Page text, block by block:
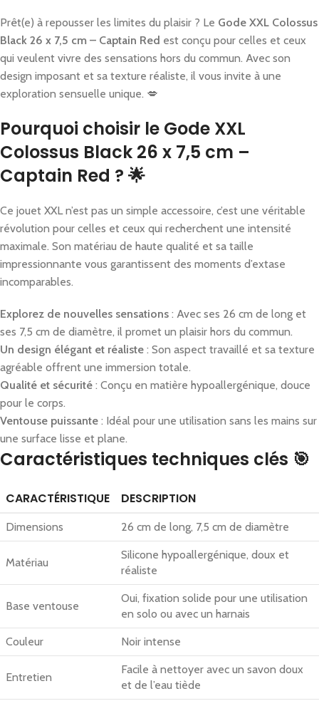
Prêt(e) à repousser les limites du plaisir ? Le Gode XXL Colossus
Black 26 x 7,5 cm – Captain Red est conçu pour celles et ceux
qui veulent vivre des sensations hors du commun. Avec son
design imposant et sa texture réaliste, il vous invite à une
exploration sensuelle unique. 💋
Pourquoi choisir le Gode XXL
Colossus Black 26 x 7,5 cm –
Captain Red ? 🌟
Ce jouet XXL n’est pas un simple accessoire, c’est une véritable
révolution pour celles et ceux qui recherchent une intensité
maximale. Son matériau de haute qualité et sa taille
impressionnante vous garantissent des moments d’extase
incomparables.
Explorez de nouvelles sensations : Avec ses 26 cm de long et
ses 7,5 cm de diamètre, il promet un plaisir hors du commun.
Un design élégant et réaliste : Son aspect travaillé et sa texture
agréable offrent une immersion totale.
Qualité et sécurité : Conçu en matière hypoallergénique, douce
pour le corps.
Ventouse puissante : Idéal pour une utilisation sans les mains sur
une surface lisse et plane.
Caractéristiques techniques clés 🎯
CARACTÉRISTIQUE DESCRIPTION
Dimensions 26 cm de long, 7,5 cm de diamètre
Matériau
Silicone hypoallergénique, doux et
réaliste
Base ventouse
Oui, fixation solide pour une utilisation
en solo ou avec un harnais
Couleur Noir intense
Entretien
Facile à nettoyer avec un savon doux
et de l’eau tiède